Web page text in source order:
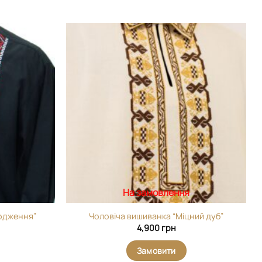
Додати
На замовлення
Чоловіча вишиванка “Міцний дуб”
4,900 грн
Замовити